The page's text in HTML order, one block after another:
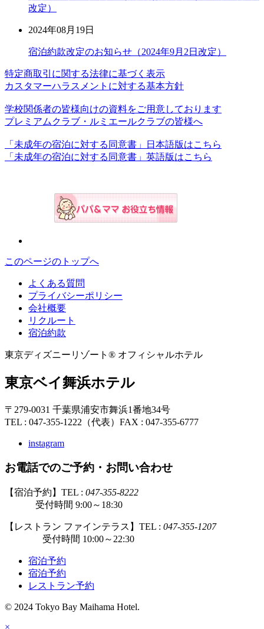
改定）
2024年08月19日
宿泊約款改定のお知らせ（2024年9月2日改定）
特定商取引に関する法律に基づく表示
カスタマーハラスメントに対する基本方針
学校関係者の皆様向けの資料をご用意しております
プレミアムクラブ・ルミエールクラブの皆様へ
「未成年の宿泊に対する同意書」日本語版はこちら
「未成年の宿泊に対する同意書」英語版はこちら
このページのトップへ
よくある質問
プライバシーポリシー
会社概要
リクルート
宿泊約款
東京ディズニーリゾート® オフィシャルホテル
東京ベイ舞浜ホテル
〒279-0031 千葉県浦安市舞浜1番地34号
TEL : 047-355-1222（代表） FAX : 047-355-6777
instagram
お電話でのご予約・お問い合わせ
【宿泊予約】TEL : 047-355-8222
受付時間 9:00～18:30
【レストラン ファインテラス】TEL : 047-355-1207
受付時間 10:00～22:30
宿泊予約
宿泊予約
レストラン予約
© 2024 Tokyo Bay Maihama Hotel.
×